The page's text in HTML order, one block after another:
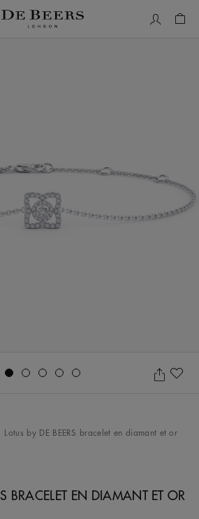
Lotus by DE BEERS bracelet en diamant et or
BRACELET EN DIAMANT ET OR